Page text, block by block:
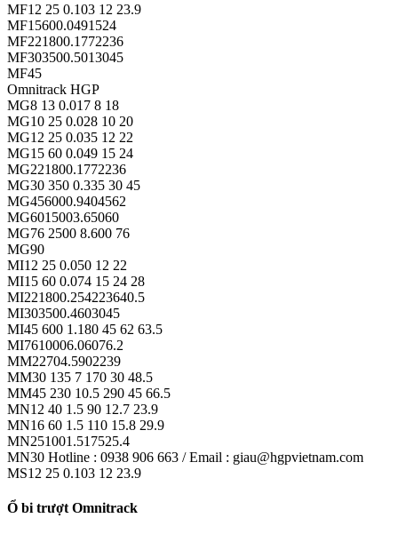
MF12 25 0.103 12 23.9
MF15600.0491524
MF221800.1772236
MF303500.5013045
MF45
Omnitrack HGP
MG8 13 0.017 8 18
MG10 25 0.028 10 20
MG12 25 0.035 12 22
MG15 60 0.049 15 24
MG221800.1772236
MG30 350 0.335 30 45
MG456000.9404562
MG6015003.65060
MG76 2500 8.600 76
MG90
MI12 25 0.050 12 22
MI15 60 0.074 15 24 28
MI221800.254223640.5
MI303500.4603045
MI45 600 1.180 45 62 63.5
MI7610006.06076.2
MM22704.5902239
MM30 135 7 170 30 48.5
MM45 230 10.5 290 45 66.5
MN12 40 1.5 90 12.7 23.9
MN16 60 1.5 110 15.8 29.9
MN251001.517525.4
MN30 Hotline : 0938 906 663 / Email : giau@hgpvietnam.com
MS12 25 0.103 12 23.9
Ổ bi trượt Omnitrack